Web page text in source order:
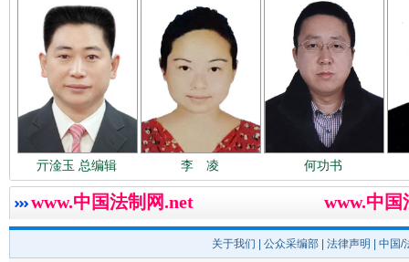
巳巳如意，开工大吉！ 三轮
亓淦玉 总编辑 李 凌 何功书
www.中国法制网.net www.中
关于我们 公众采编部 法律声明 | 中国